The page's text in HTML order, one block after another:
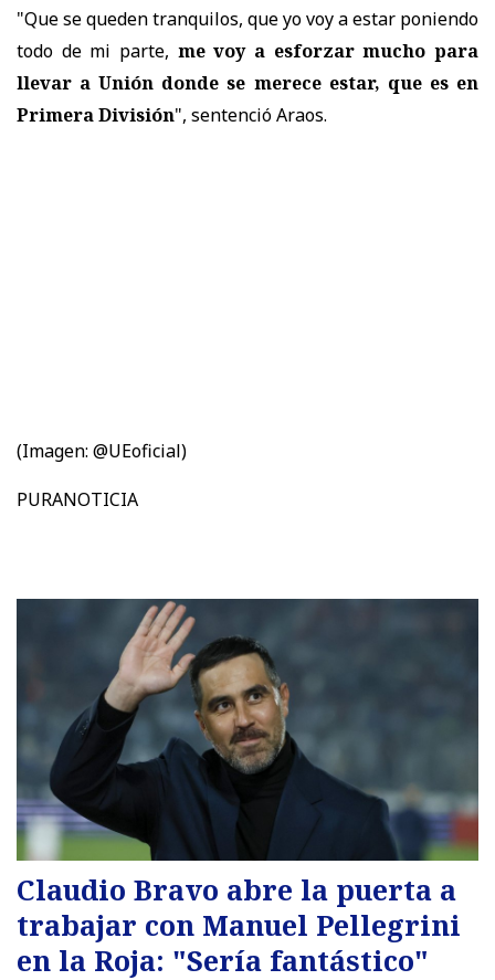
"Que se queden tranquilos, que yo voy a estar poniendo
todo de mi parte, me voy a esforzar mucho para
llevar a Unión donde se merece estar, que es en
Primera División", sentenció Araos.
(Imagen: @UEoficial)
PURANOTICIA
Claudio Bravo abre la puerta a
trabajar con Manuel Pellegrini
en la Roja: "Sería fantástico"